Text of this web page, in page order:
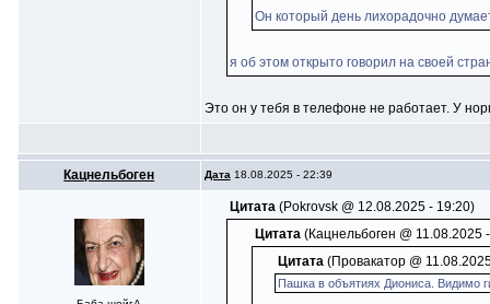
Он который день лихорадочно
я об этом открыто говорил на своей
Это он у тебя в телефоне не работает. У
Кацнельбоген Дата 18.08.2025 - 22:39
Цитата (Pokrovsk @ 12.08.2025 - 19:20)
Цитата(Кацнельбоген @ 11.08.2025
Цитата (Провакатор @
Пашка в объятиях Диониса. Видимо